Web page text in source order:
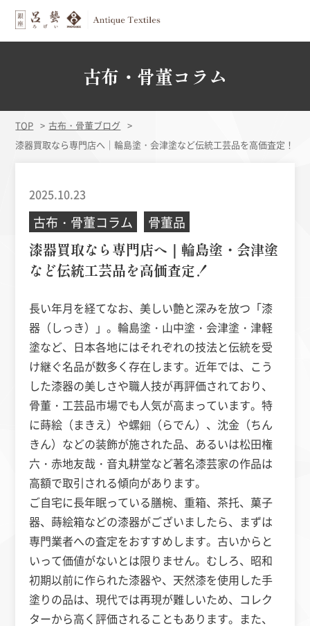
古布・骨董コラム
TOP
古布・骨董ブログ
漆器買取なら専門店へ｜輪島塗・会津塗など伝統工芸品を高価査定！
2025.10.23
古布・骨董コラム 骨董品
漆器買取なら専門店へ｜輪島塗・会津塗
など伝統工芸品を高価査定！
長い年月を経てなお、美しい艶と深みを放つ「漆
器（しっき）」。輪島塗・山中塗・会津塗・津軽
塗など、日本各地にはそれぞれの技法と伝統を受
け継ぐ名品が数多く存在します。近年では、こう
した漆器の美しさや職人技が再評価されており、
骨董・工芸品市場でも人気が高まっています。特
に蒔絵（まきえ）や螺鈿（らでん）、沈金（ちん
きん）などの装飾が施された品、あるいは松田権
六・赤地友哉・音丸耕堂など著名漆芸家の作品は
高額で取引される傾向があります。
ご自宅に長年眠っている膳椀、重箱、茶托、菓子
器、蒔絵箱などの漆器がございましたら、まずは
専門業者への査定をおすすめします。古いからと
いって価値がないとは限りません。むしろ、昭和
初期以前に作られた漆器や、天然漆を使用した手
塗りの品は、現代では再現が難しいため、コレク
ターから高く評価されることもあります。また、